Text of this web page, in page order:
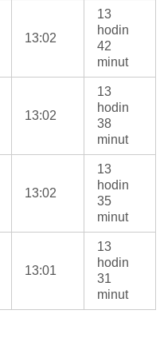
13:02
13
hodin
42
minut
13:02
13
hodin
38
minut
13:02
13
hodin
35
minut
13:01
13
hodin
31
minut